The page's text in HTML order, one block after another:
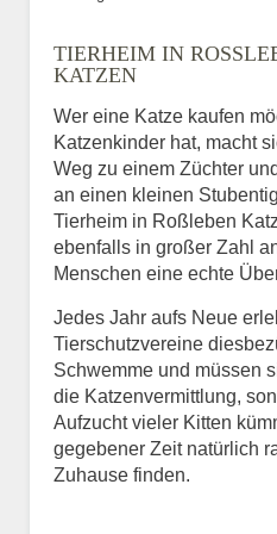
BILD
Vermisst seit
Ort des
TIERHEIM IN
ATZEN
Wer eine Katze kaufen
Katzenkinder hat, macht
Weg zu einem Züchter
an einen kleinen
Tierheim in Roßleben
ebenfalls in großer Zahl
Menschen eine echte
Jedes Jahr aufs Neue
Tierschutzvereine
Schwemme und müssen
die Katzenvermittlung,
Aufzucht vieler Kitten
gegebener Zeit natürlich
Zuhause finden.